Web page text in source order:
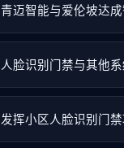
青迈智能与爱伦坡达